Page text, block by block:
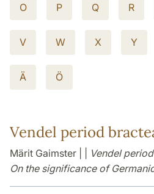
O P Q R
V W X Y
Ä Ö
Vendel period
Märit Gaimster | |
Vendel
On the significance of